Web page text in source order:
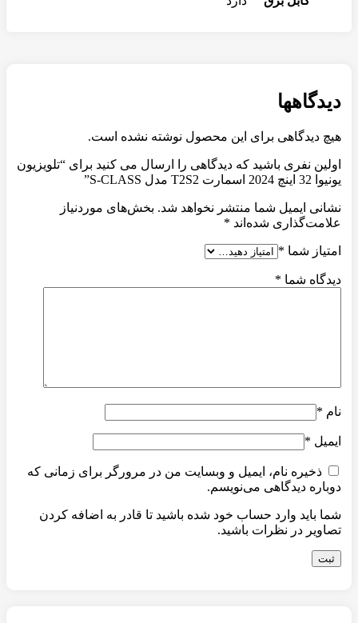
دیدگاهها
هیچ دیدگاهی برای این محصول نوشته نشده است.
اولین نفری باشید که دیدگاهی را ارسال می کنید برای “تلویزیون
یونیوا 32 اینچ 2024 اسمارت T2S2 مدل S-CLASS”
نشانی ایمیل شما منتشر نخواهد شد. بخش‌های موردنیاز
علامت‌گذاری شده‌اند *
امتیاز شما *
دیدگاه شما *
نام *
ایمیل *
ذخیره نام، ایمیل و وبسایت من در مرورگر برای زمانی که
دوباره دیدگاهی می‌نویسم.
شما باید وارد حساب خود شده باشید تا قادر به اضافه کردن
تصاویر در نظرات باشید.